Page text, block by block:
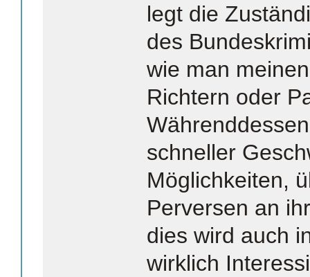
legt die
des
wie man
Richtern oder
schneller
Möglichkeiten,
Perversen an
dies wird auch
wirklich